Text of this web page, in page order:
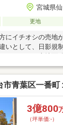
宮城県
更地
にイチオシの売地
いとして、日影規
環境も整っており
す。前面道路6m
です。1億500万円
建築条件なしなの
リットがあります。
市青葉区一番町
3億800
（坪単価:-）